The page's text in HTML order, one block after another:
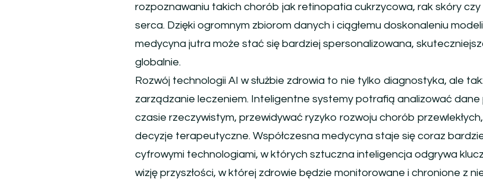
rozpoznawaniu takich chorób jak retinopatia cukrzycowa, rak skóry
serca. Dzięki ogromnym zbiorom danych i ciągłemu doskonaleniu
medycyna jutra może stać się bardziej spersonalizowana,
globalnie.
Rozwój technologii AI w służbie zdrowia to nie tylko diagnostyka, ale
zarządzanie leczeniem. Inteligentne systemy potrafią analizować
czasie rzeczywistym, przewidywać ryzyko rozwoju chorób
decyzje terapeutyczne. Współczesna medycyna staje się coraz
cyfrowymi technologiami, w których sztuczna inteligencja odgrywa
wizję przyszłości, w której zdrowie będzie monitorowane i chronione z